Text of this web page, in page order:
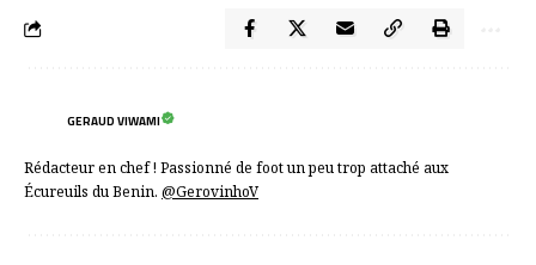
GERAUD VIWAMI
Rédacteur en chef ! Passionné de foot un peu trop attaché aux
Écureuils du Benin. @GerovinhoV